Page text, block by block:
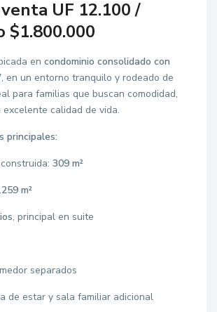
UF 12.100 /
$1.800.000
en condominio consolidado con
, en un entorno tranquilo y rodeado de
para familias que buscan comodidad,
calidad de vida.
principales:
309 m²
m²
, principal en suite
separados
de estar y sala familiar adicional